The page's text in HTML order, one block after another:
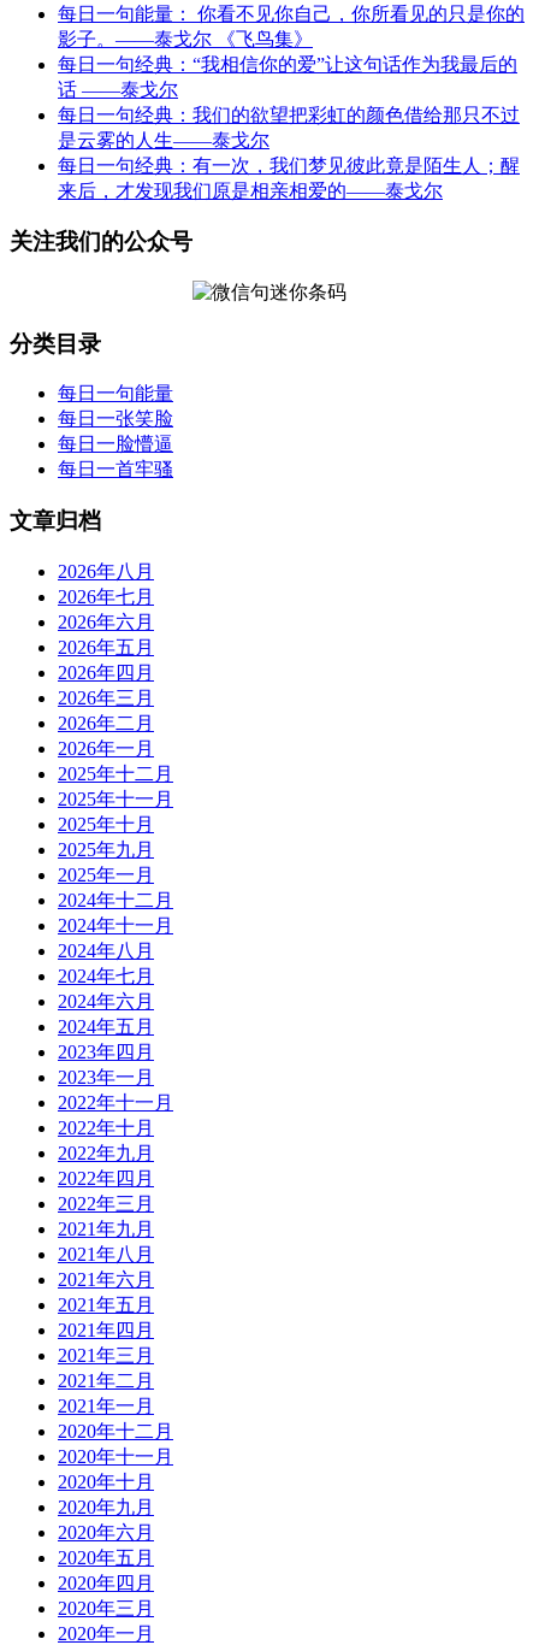
每日一句能量： 你看不见你自己，你所看见的只是你的
影子。——泰戈尔 《飞鸟集》
每日一句经典：“我相信你的爱”让这句话作为我最后的
话 ——泰戈尔
每日一句经典：我们的欲望把彩虹的颜色借给那只不过
是云雾的人生——泰戈尔
每日一句经典：有一次，我们梦见彼此竟是陌生人；醒
来后，才发现我们原是相亲相爱的——泰戈尔
关注我们的公众号
分类目录
每日一句能量
每日一张笑脸
每日一脸懵逼
每日一首牢骚
文章归档
2026年八月
2026年七月
2026年六月
2026年五月
2026年四月
2026年三月
2026年二月
2026年一月
2025年十二月
2025年十一月
2025年十月
2025年九月
2025年一月
2024年十二月
2024年十一月
2024年八月
2024年七月
2024年六月
2024年五月
2023年四月
2023年一月
2022年十一月
2022年十月
2022年九月
2022年四月
2022年三月
2021年九月
2021年八月
2021年六月
2021年五月
2021年四月
2021年三月
2021年二月
2021年一月
2020年十二月
2020年十一月
2020年十月
2020年九月
2020年六月
2020年五月
2020年四月
2020年三月
2020年一月